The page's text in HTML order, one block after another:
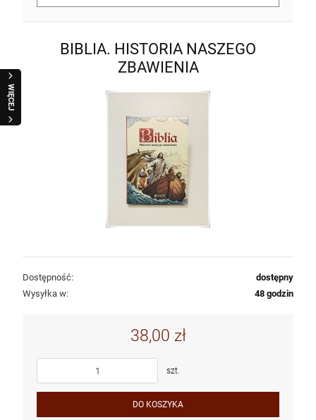
WIĘCEJ
BIBLIA. HISTORIA NASZEGO
ZBAWIENIA
Dostępność:
dostępny
Wysyłka w:
48 godzin
38,00 zł
szt.
DO KOSZYKA